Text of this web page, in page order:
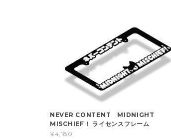
NEVER CONTENT MIDNIGHT
MISCHIEF！ ライセンスフレーム
¥4,180